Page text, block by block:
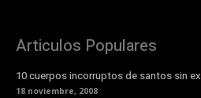
Articulos Populares
10 cuerpos incorruptos de santos sin
18 noviembre, 2008